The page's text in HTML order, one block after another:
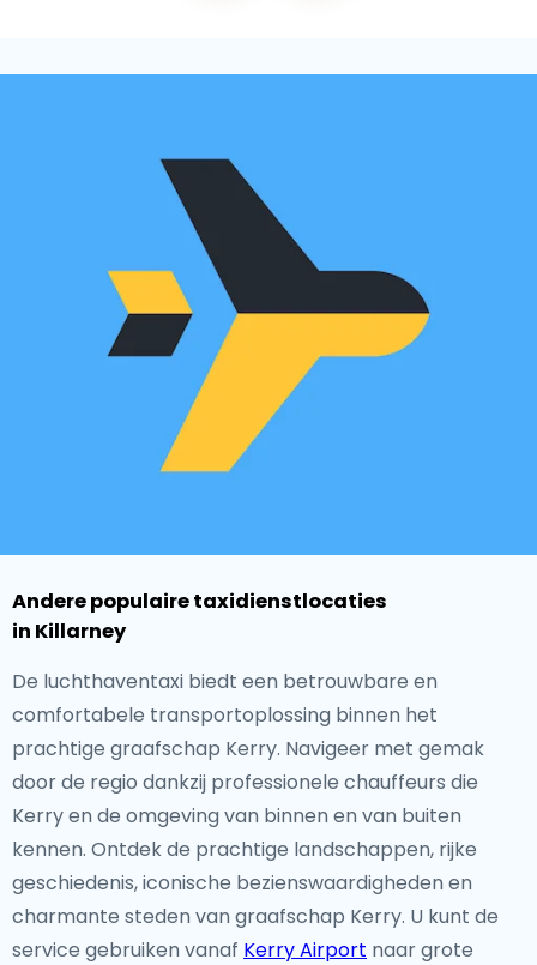
Andere populaire taxidienstlocaties
in Killarney
De luchthaventaxi biedt een betrouwbare en
comfortabele transportoplossing binnen het
prachtige graafschap Kerry. Navigeer met gemak
door de regio dankzij professionele chauffeurs die
Kerry en de omgeving van binnen en van buiten
kennen. Ontdek de prachtige landschappen, rijke
geschiedenis, iconische bezienswaardigheden en
charmante steden van graafschap Kerry. U kunt de
service gebruiken vanaf Kerry Airport naar grote